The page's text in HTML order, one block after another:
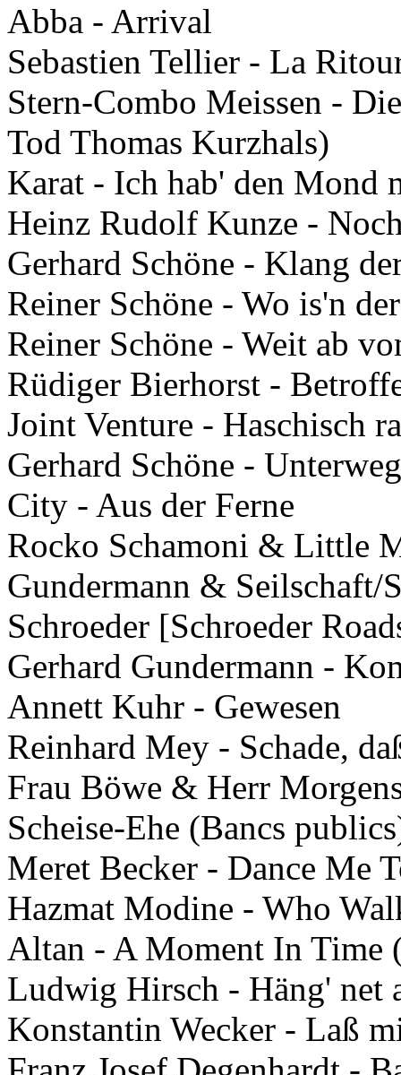
Abba - Arrival
Sebastien Tellier - La
Stern-Combo Meissen -
Tod Thomas Kurzhals)
Karat - Ich hab' den Mond
Heinz Rudolf Kunze -
Gerhard Schöne - Klang
Reiner Schöne - Wo is'n
Reiner Schöne - Weit ab
Rüdiger Bierhorst -
Joint Venture - Haschisch
Gerhard Schöne -
City - Aus der Ferne
Rocko Schamoni & Little
Gundermann &
Schroeder [Schroeder
Gerhard Gundermann -
Annett Kuhr - Gewesen
Reinhard Mey - Schade,
Frau Böwe & Herr
Scheise-Ehe (Bancs
Meret Becker - Dance Me
Hazmat Modine - Who
Altan - A Moment In Time
Ludwig Hirsch - Häng' net
Konstantin Wecker - Laß